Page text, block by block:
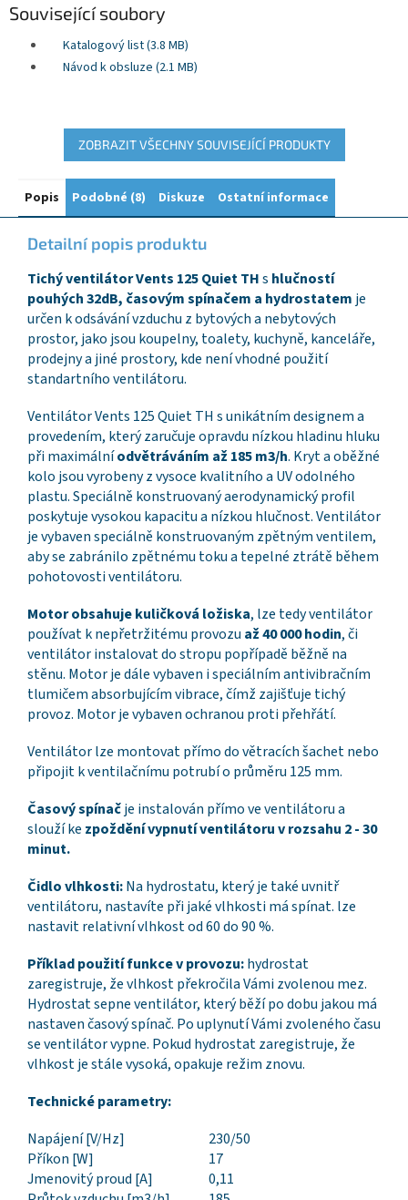
Související soubory
Katalogový list (3.8 MB)
Návod k obsluze (2.1 MB)
ZOBRAZIT VŠECHNY SOUVISEJÍCÍ PRODUKTY
Popis Podobné (8) Diskuze Ostatní informace
Detailní popis produktu
Tichý ventilátor Vents 125 Quiet THs hlučností
pouhých 32dB, časovým spínačem a hydrostatem je
určen k odsávání vzduchu z bytových a nebytových
prostor, jako jsou koupelny, toalety, kuchyně, kanceláře,
prodejny a jiné prostory, kde není vhodné použití
standartního ventilátoru.
Ventilátor Vents 125 Quiet TH s unikátním designem a
provedením, který zaručuje opravdu nízkou hladinu hluku
při maximálníodvětráváním až 185 m3/h. Kryt a oběžné
kolo jsou vyrobeny z vysoce kvalitního a UV odolného
plastu. Speciálně konstruovaný aerodynamický profil
poskytuje vysokou kapacitu a nízkou hlučnost. Ventilátor
je vybaven speciálně konstruovaným zpětným ventilem,
aby se zabránilo zpětnému toku a tepelné ztrátě během
pohotovosti ventilátoru.
Motor obsahuje kuličková ložiska, lze tedy ventilátor
používat k nepřetržitému provozu až 40 000 hodin, či
ventilátor instalovat do stropu popřípadě běžně na
stěnu. Motor je dále vybaven i speciálním antivibračním
tlumičem absorbujícím vibrace, čímž zajišťuje tichý
provoz. Motor je vybaven ochranou proti přehřátí.
Ventilátor lze montovat přímo do větracích šachet nebo
připojit k ventilačnímu potrubí o průměru 125 mm.
Časový spínačje instalován přímo ve ventilátoru a
slouží ke zpoždění vypnutí ventilátoru v rozsahu 2 - 30
minut.
Čidlo vlhkosti:Na hydrostatu, který je také uvnitř
ventilátoru, nastavíte při jaké vlhkosti má spínat. lze
nastavit relativní vlhkost od 60 do 90 %.
Příklad použití funkce v provozu:hydrostat
zaregistruje, že vlhkost překročila Vámi zvolenou mez.
Hydrostat sepne ventilátor, který běží po dobu jakou má
nastaven časový spínač. Po uplynutí Vámi zvoleného času
se ventilátor vypne. Pokud hydrostat zaregistruje, že
vlhkost je stále vysoká, opakuje režim znovu.
Technické parametry:
Napájení [V/Hz]
230/50
Příkon [W]
17
Jmenovitý proud [A]
0,11